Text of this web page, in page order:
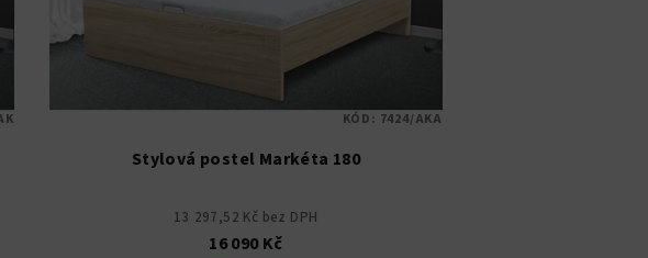
Stylová postel Markéta 180
13 297,52 Kč bez DPH
16 090 Kč
KÓD: 7424/AKA